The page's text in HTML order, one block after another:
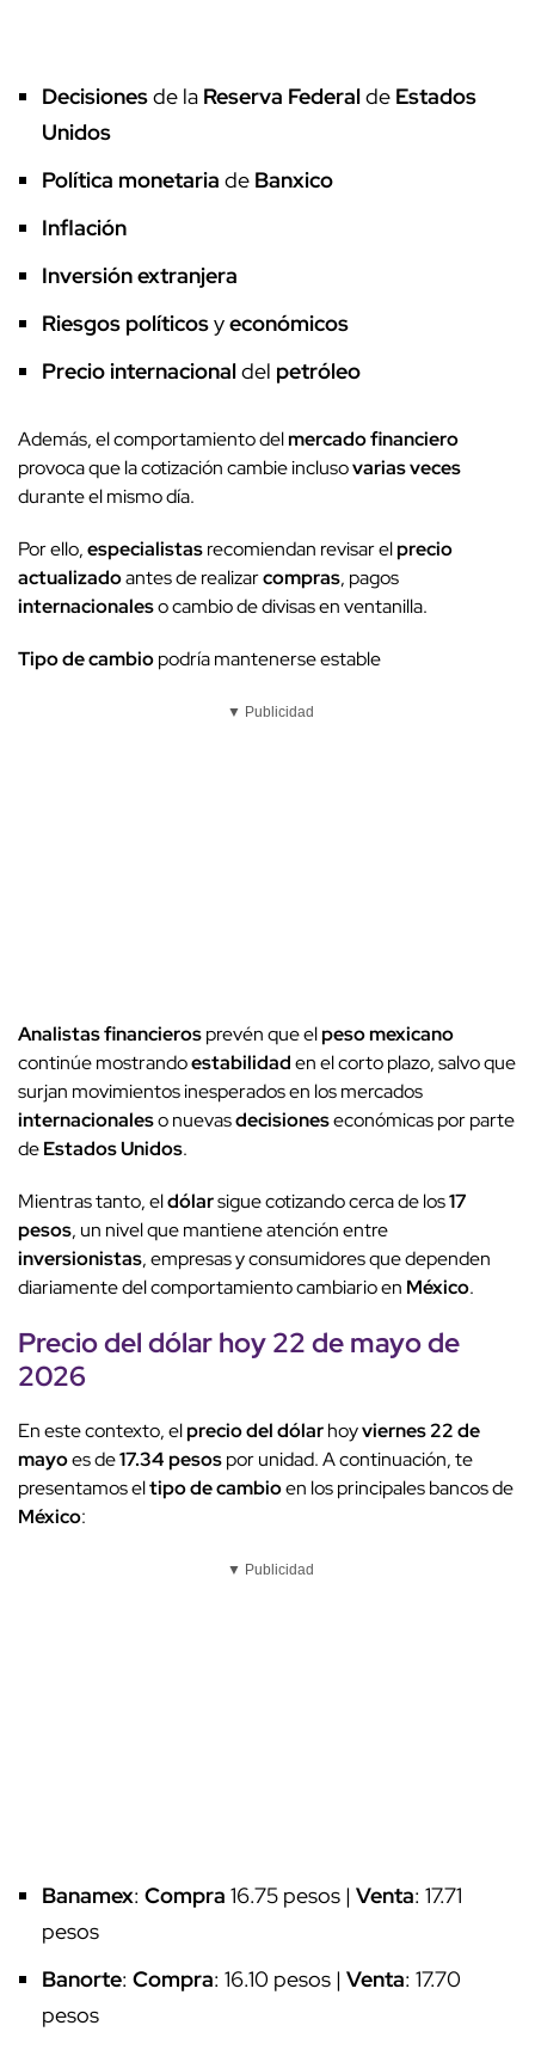
Decisionesde la Reserva Federalde Estados
Unidos
Política monetaria de Banxico
Inflación
Inversión extranjera
Riesgos políticosyeconómicos
Precio internacionaldel petróleo
Además, el comportamiento delmercado financiero
provoca que la cotización cambie inclusovarias veces
durante el mismo día.
Por ello,especialistasrecomiendan revisar elprecio
actualizadoantes de realizarcompras, pagos
internacionaleso cambio de divisas en ventanilla.
Tipo de cambiopodría mantenerse estable
▼ Publicidad
Analistas financierosprevén que elpeso mexicano
continúe mostrandoestabilidaden el corto plazo, salvo que
surjan movimientos inesperados en los mercados
internacionaleso nuevasdecisioneseconómicas por parte
deEstados Unidos.
Mientras tanto, eldólarsigue cotizando cerca de los17
pesos, un nivel que mantiene atención entre
inversionistas, empresas y consumidores que dependen
diariamente del comportamiento cambiario en México.
Precio del dólarhoy22 de mayode
2026
En este contexto, elprecio del dólarhoyviernes 22 de
mayoes de17.34 pesospor unidad. A continuación, te
presentamos eltipo de cambioen los principales bancos de
México:
▼ Publicidad
Banamex: Compra 16.75 pesos | Venta: 17.71
pesos
Banorte: Compra: 16.10 pesos | Venta: 17.70
pesos